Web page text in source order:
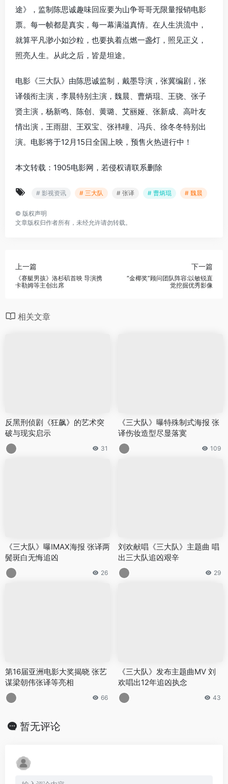
途》，监制陈思诚趣味回应要为山争哥哥无限量报销电影
票。每一帧都是真实，每一幕满溢真情。在人生洪流中，
就算平凡渺小如沙粒，也要执着点燃一盏灯，照见正义，
照亮人生。从此之后，皆是坦途。
电影《三大队》由陈思诚监制，戴墨导演，张冀编剧，张
译领衔主演，李晨特别主演，魏晨、曹炳琨、王骁、张子
贤主演，杨新鸣、陈创、黄璐、艾丽娅、张新成、高叶友
情出演，王雨甜、王双宝、张祎曈、冯兵、徐冬冬特别出
演。电影将于12月15日全国上映，预售火热进行中！
本文转载：1905电影网，若侵权请联系删除
# 影视资讯 # 三大队 # 张译 # 曹炳琨 # 魏晨
© 版权声明
文章版权归作者所有，未经允许请勿转载。
上一篇
《赛艇男孩》洛杉矶首映 导演携
卡勒姆等主创出席
下一篇
“金椰奖”顾问团队阵容:以敏锐直
觉挖掘优秀影像
相关文章
反黑刑侦剧《狂飙》的艺术突
破与现实启示
31
《三大队》曝特殊制式海报 张
译伤妆造型尽显落寞
109
《三大队》曝IMAX海报 张译两
鬓斑白无悔追凶
26
刘欢献唱《三大队》主题曲 唱
出三大队追凶艰辛
29
第16届亚洲电影大奖揭晓 张艺
谋梁朝伟张译等亮相
66
《三大队》发布主题曲MV 刘
欢唱出12年追凶执念
43
暂无评论